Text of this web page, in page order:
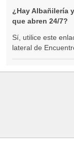
¿Hay Albañilería
que abren 24/7?
Sí, utilice este
lateral de